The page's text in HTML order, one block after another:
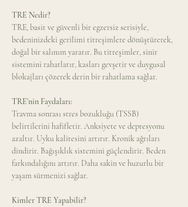
TRE Nedir?
TRE, basit ve güvenli bir egzersiz serisiyle,
bedeninizdeki gerilimi titreşimlere dönüştürerek,
doğal bir salınım yaratır. Bu titreşimler, sinir
sistemini rahatlatır, kasları gevşetir ve duygusal
blokajları çözerek derin bir rahatlama sağlar.
TRE'nin Faydaları:
Travma sonrası stres bozukluğu (TSSB)
belirtilerini hafifletir. Anksiyete ve depresyonu
azaltır. Uyku kalitesini artırır. Kronik ağrıları
dindirir. Bağışıklık sistemini güçlendirir. Beden
farkındalığını artırır. Daha sakin ve huzurlu bir
yaşam sürmenizi sağlar.
Kimler TRE Yapabilir?